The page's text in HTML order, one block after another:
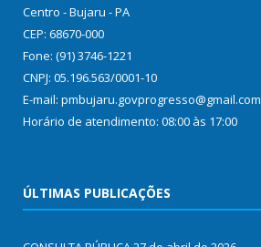
Centro - Bujaru - PA
CEP: 68670-000
Fone: (91) 3746-1221
CNPJ: 05.196.563/0001-10
E-mail: pmbujaru.govprogresso@gmail.com
Horário de atendimento: 08:00 às 17:00
ÚLTIMAS PUBLICAÇÕES